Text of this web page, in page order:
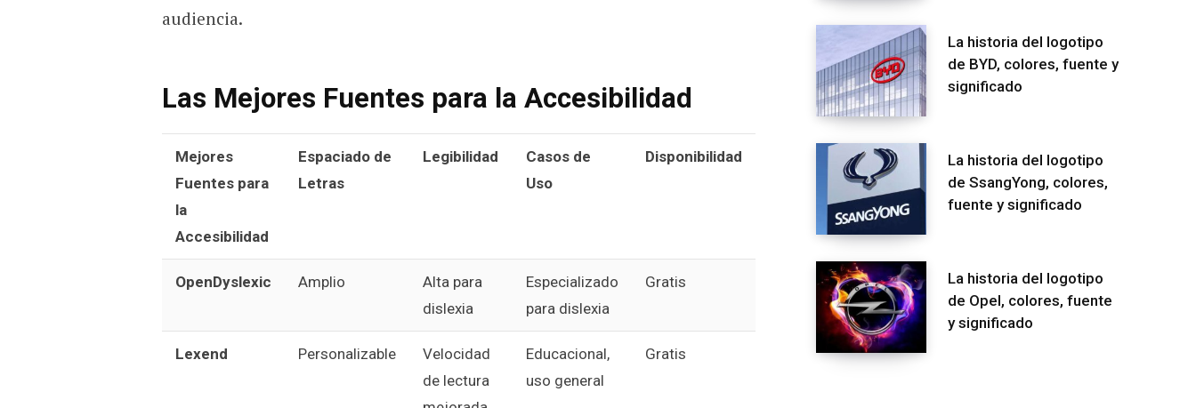
audiencia.
Las Mejores Fuentes para la Accesibilidad
Mejores
Fuentes para
la
Accesibilidad
Espaciado de
Letras
Legibilidad
Casos de
Uso
Disponibilidad
OpenDyslexic Amplio
Alta para
dislexia
Especializado
para dislexia
Gratis
Lexend Personalizable
Velocidad
de lectura
Educacional,
uso general
Gratis
La historia del logotipo
de BYD, colores, fuente y
significado
La historia del logotipo
de SsangYong, colores,
fuente y significado
La historia del logotipo
de Opel, colores, fuente
y significado